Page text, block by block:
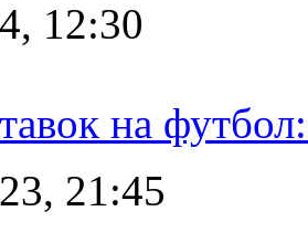
12:30
на
21:45